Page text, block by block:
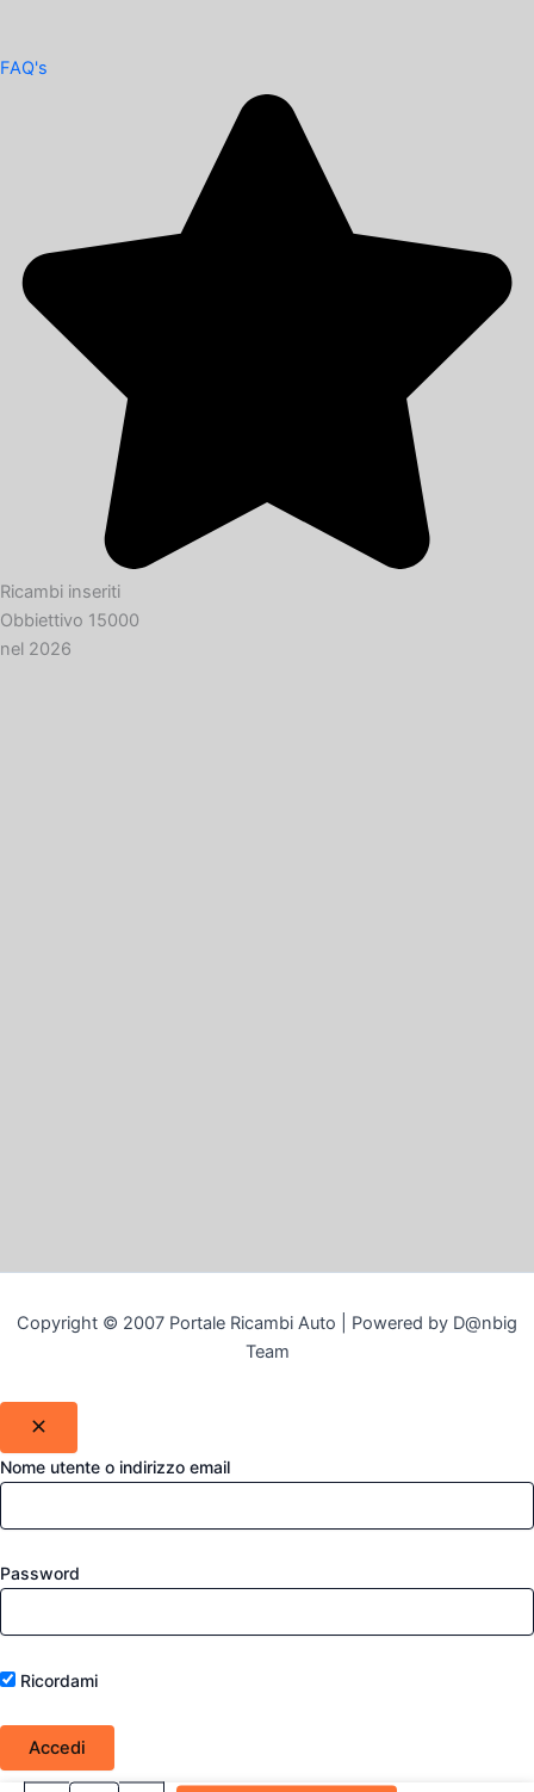
FAQ's
Ricambi inseriti
Obbiettivo 15000
nel 2026
Copyright © 2007 Portale Ricambi Auto | Powered by D@nbig
Team
Nome utente o indirizzo email
Password
Ricordami